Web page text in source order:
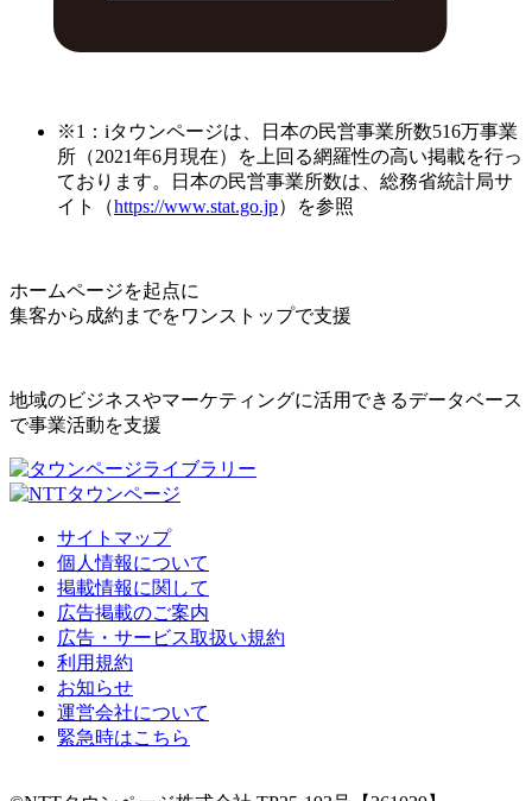
※1：iタウンページは、日本の民営事業所数516万事業
所（2021年6月現在）を上回る網羅性の高い掲載を行っ
ております。日本の民営事業所数は、総務省統計局サ
イト（https://www.stat.go.jp）を参照
ホームページを起点に
集客から成約までをワンストップで支援
地域のビジネスやマーケティングに活用できるデータベース
で事業活動を支援
サイトマップ
個人情報について
掲載情報に関して
広告掲載のご案内
広告・サービス取扱い規約
利用規約
お知らせ
運営会社について
緊急時はこちら